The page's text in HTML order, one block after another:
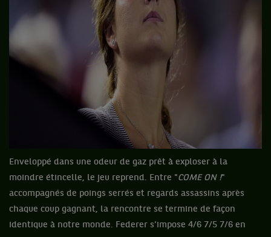
Enveloppé dans une odeur de gaz prêt à exploser à la
moindre étincelle, le jeu reprend. Entre "COME ON !"
accompagnés de poings serrés et regards assassins après
chaque coup gagnant, la rencontre se termine de façon
identique à notre monde. Federer s'impose 4/6 7/5 7/6 en